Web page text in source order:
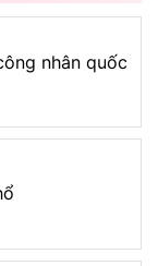
nhân quốc